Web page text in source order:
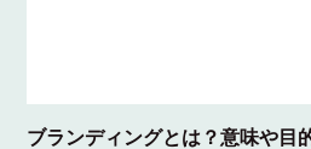
ブランディングとは？意味や目